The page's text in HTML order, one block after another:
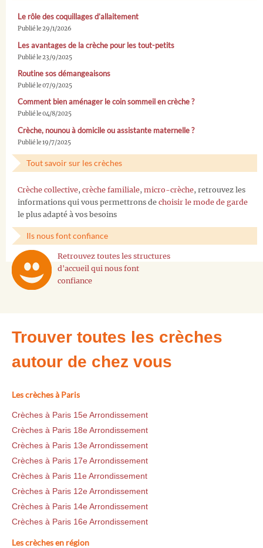
Le rôle des coquillages d’allaitement
Publié le 29/1/2026
Les avantages de la crèche pour les tout-petits
Publié le 23/9/2025
Routine sos démangeaisons
Publié le 07/9/2025
Comment bien aménager le coin sommeil en crèche ?
Publié le 04/8/2025
Crèche, nounou à domicile ou assistante maternelle ?
Publié le 19/7/2025
Tout savoir sur les crèches
Crèche collective, crèche familiale, micro-crèche, retrouvez les
informations qui vous permettrons de choisir le mode de garde
le plus adapté à vos besoins
Ils nous font confiance
Retrouvez toutes les structures
d'accueil qui nous font
confiance
Trouver toutes les crèches
autour de chez vous
Les crèches à Paris
Crèches à Paris 15e Arrondissement
Crèches à Paris 18e Arrondissement
Crèches à Paris 13e Arrondissement
Crèches à Paris 17e Arrondissement
Crèches à Paris 11e Arrondissement
Crèches à Paris 12e Arrondissement
Crèches à Paris 14e Arrondissement
Crèches à Paris 16e Arrondissement
Les crèches en région